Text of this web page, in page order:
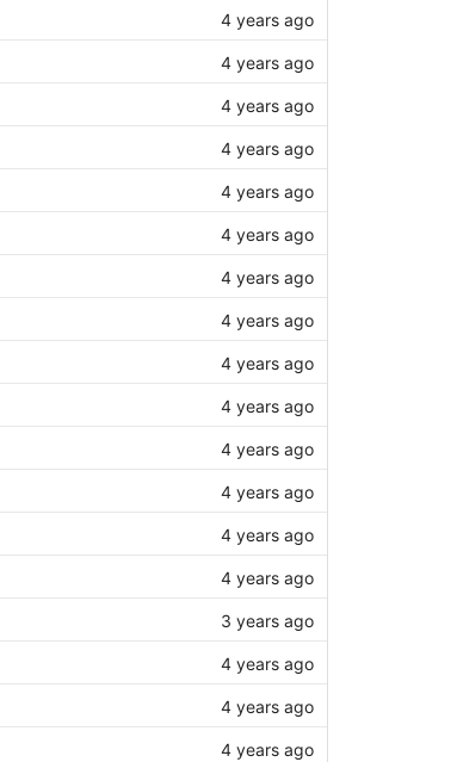
4 years ago
4 years ago
4 years ago
4 years ago
4 years ago
4 years ago
4 years ago
4 years ago
4 years ago
4 years ago
4 years ago
4 years ago
4 years ago
4 years ago
3 years ago
4 years ago
4 years ago
4 years ago